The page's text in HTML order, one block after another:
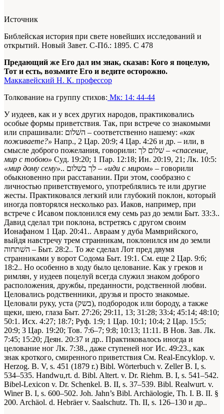
Источник
Библейская история при свете новейших исследований и
открытий. Новый Завет. С-Пб.: 1895. С 478
Предающий же Его дал им знак, сказав: Кого я поцелую,
Тот и есть, возьмите Его и ведите осторожно.
Маккавейский Н. К. профессор
Толкование на группу стихов: Мк: 14: 44-44
У иудеев, как и у всех других народов, практиковались
особые формы приветствия. Так, при встрече со знакомыми
или спрашивали: השׁלום – соответственно нашему: «как
поживаете?» Напр., 2 Цар. 20:9; 4 Цар. 4:26 и др. – или, в
смысле доброго пожелания, говорили: שׁלום לך – «спасение,
мир с тобою» Суд. 19:20; 1 Пар. 12:18; Ин. 20:19, 21; Лк. 10:5:
«мир дому сему». . לך בשׁלום – «иди с миром» – говорили
обыкновенно при расставании. При этом, сообразно с
личностью приветствуемого, употреблялись те или другие
жесты. Практиковался легкий или глубокий поклон, который
иногда повторялся несколько раз. Иаков, например, при
встрече с Исавом поклонился ему семь раз до земли Быт. 33:3..
Давид сделал три поклона, встретясь с другом своим
Ионафаном 1 Цар. 20:41.. Авраам у дуба Мамврийского,
выйдя навстречу трем странникам, поклонился им до земли
השׁתחוה – Быт. 28:2.. То же сделал Лот пред двумя
странниками у ворот Содома Быт. 19:1. См. еще 2 Цар. 9:6;
18:2.. Но особенно в ходу было целование. Как у греков и
римлян, у иудеев поцелуй всегда служил знаком доброго
расположения, дружбы, преданности, родственной любви.
Целовались родственники, друзья и просто знакомые.
Целовали руку, уста (בשק), подбородок или бороду, а также
щеки, шею, глаза Быт. 27:26; 29:11, 13; 31:28; 33:4; 45:14; 48:10;
50:1. Исх. 4:27; 18:7; Руф. 1:9; 1 Цар. 10:1; 10:4; 2 Цар. 15:5;
20:9; 3 Цар. 19:20; Тов. 7:6–7; 9:8; 10:13; 11:11. В Нов. Зав. Лк.
7:45; 15:20; Деян. 20:37 и др.. Практиковалось иногда и
целование ног Лк. 7:38., даже ступеней ног Ис. 49:23., как
знак кроткого, смиренного приветствия См. Real-Encyklop. v.
Herzog. B. V, s. 451 (1879 r.) Bibl. Wörterbuch v. Zeller B. I, s.
534–535. Handwu,rt. d. Bibl. Altert. v. Dr. Riehm. B. I, s. 541–542.
Bibel-Lexicon v. Dr. Schenkel. B. II, s. 37–539. Bibl. Realwurt. v.
Winer B. I, s. 600–502. Joh. Jahn’s Bibl. Archäologie, Th. I. B. II. §
200. Archäol. d. Hebräer v. Saalschutz. Th. II, s. 126–130 и др..